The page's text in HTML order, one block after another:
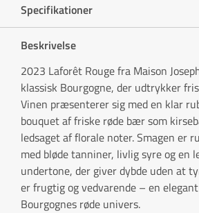
Specifikationer
Beskrivelse
2023 Laforêt Rouge fra Maison
klassisk Bourgogne, der udtrykker
Vinen præsenterer sig med en klar
bouquet af friske røde bær som
ledsaget af florale noter. Smagen er
med bløde tanniner, livlig syre og en
undertone, der giver dybde uden at
er frugtig og vedvarende – en
Bourgognes røde univers.